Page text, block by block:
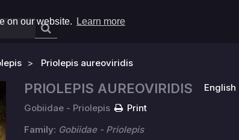
on our website. Learn more
Priolepis aureoviridis
English
PRIOLEPIS AUREOVIRIDIS
Gobiidae - Priolepis
Print
Family: Gobiidae - Priolepis